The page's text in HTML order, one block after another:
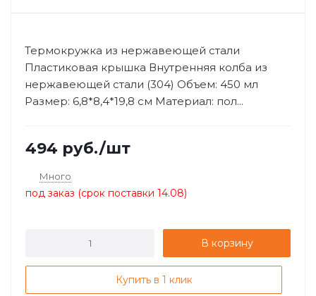
Термокружка из нержавеющей стали
Пластиковая крышка Внутренняя колба из
нержавеющей стали (304) Объем: 450 мл
Размер: 6,8*8,4*19,8 см Материал: пол...
494 руб./шт
Много
под заказ (срок поставки 14.08)
В корзину
Купить в 1 клик